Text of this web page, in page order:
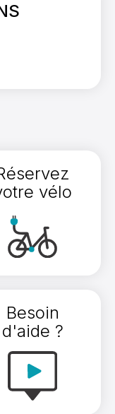
vélo
Besoin
d'aide ?